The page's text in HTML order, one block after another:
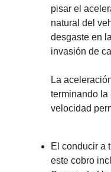
pisar el
natural del
desgaste en
invasión de
La
terminando la
velocidad
El conducir a
este cobro